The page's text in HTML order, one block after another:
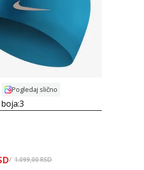
Uporedi
Pogledaj slično
3
1.099,00RSD